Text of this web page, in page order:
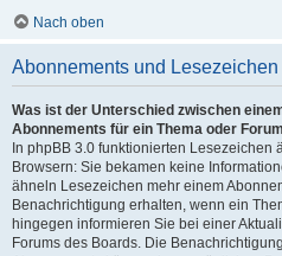
Nach oben
Abonnements und Lesezeichen
Was ist der Unterschied zwischen
Abonnements für ein Thema oder
In phpBB 3.0 funktionierten
Browsern: Sie bekamen keine
ähneln Lesezeichen mehr einem
Benachrichtigung erhalten, wenn ein
hingegen informieren Sie bei einer
Forums des Boards. Die